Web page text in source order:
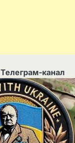
Телеграм-канал